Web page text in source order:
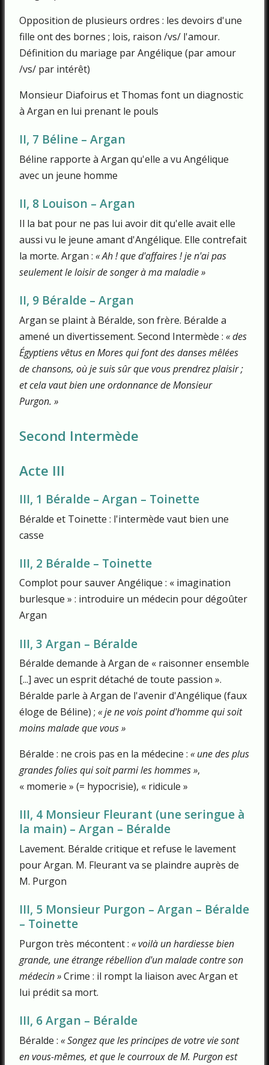
Opposition de plusieurs ordres : les devoirs d'une
fille ont des bornes ; lois, raison /vs/ l'amour.
Définition du mariage par Angélique (par amour
/vs/ par intérêt)
Monsieur Diafoirus et Thomas font un diagnostic
à Argan en lui prenant le pouls
II, 7 Béline – Argan
Béline rapporte à Argan qu'elle a vu Angélique
avec un jeune homme
II, 8 Louison – Argan
Il la bat pour ne pas lui avoir dit qu'elle avait elle
aussi vu le jeune amant d'Angélique. Elle contrefait
la morte. Argan : « Ah ! que d'affaires ! je n'ai pas
seulement le loisir de songer à ma maladie »
II, 9 Béralde – Argan
Argan se plaint à Béralde, son frère. Béralde a
amené un divertissement. Second Intermède : « des
Égyptiens vêtus en Mores qui font des danses mêlées
de chansons, où je suis sûr que vous prendrez plaisir ;
et cela vaut bien une ordonnance de Monsieur
Purgon. »
Second Intermède
Acte III
III, 1 Béralde – Argan – Toinette
Béralde et Toinette : l'intermède vaut bien une
casse
III, 2 Béralde – Toinette
Complot pour sauver Angélique : « imagination
burlesque » : introduire un médecin pour dégoûter
Argan
III, 3 Argan – Béralde
Béralde demande à Argan de « raisonner ensemble
[...] avec un esprit détaché de toute passion ».
Béralde parle à Argan de l'avenir d'Angélique (faux
éloge de Béline) ; « je ne vois point d'homme qui soit
moins malade que vous »
Béralde : ne crois pas en la médecine : « une des plus
grandes folies qui soit parmi les hommes »,
« momerie » (= hypocrisie), « ridicule »
III, 4 Monsieur Fleurant (une seringue à
la main) – Argan – Béralde
Lavement. Béralde critique et refuse le lavement
pour Argan. M. Fleurant va se plaindre auprès de
M. Purgon
III, 5 Monsieur Purgon – Argan – Béralde
– Toinette
Purgon très mécontent : « voilà un hardiesse bien
grande, une étrange rébellion d'un malade contre son
médecin »Crime : il rompt la liaison avec Argan et
lui prédit sa mort.
III, 6 Argan – Béralde
Béralde : « Songez que les principes de votre vie sont
en vous-mêmes, et que le courroux de M. Purgon est